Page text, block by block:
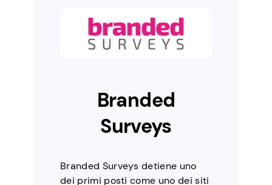
Branded
Surveys
Branded Surveys detiene uno
dei primi posti come uno dei siti